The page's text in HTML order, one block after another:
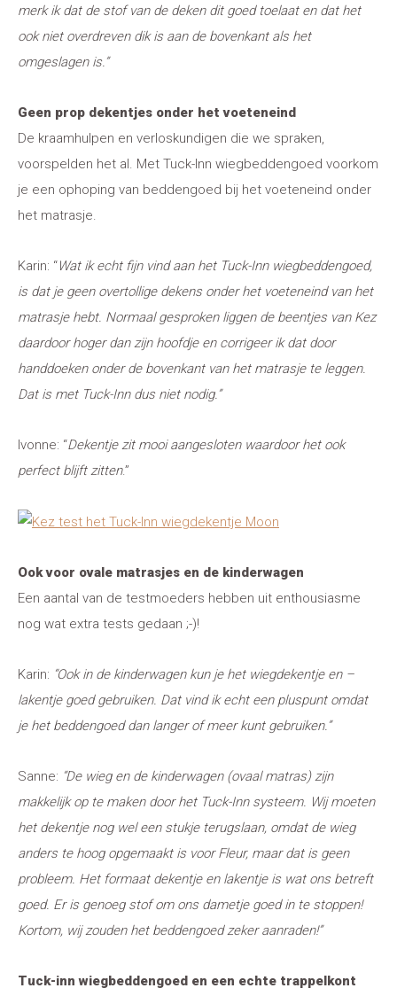
merk ik dat de stof van de deken dit goed toelaat en dat het
ook niet overdreven dik is aan de bovenkant als het
omgeslagen is.”
Geen prop dekentjes onder het voeteneind
De kraamhulpen en verloskundigen die we spraken,
voorspelden het al. Met Tuck-Inn wiegbeddengoed voorkom
je een ophoping van beddengoed bij het voeteneind onder
het matrasje.
Karin: “Wat ik echt fijn vind aan het Tuck-Inn wiegbeddengoed,
is dat je geen overtollige dekens onder het voeteneind van het
matrasje hebt. Normaal gesproken liggen de beentjes van Kez
daardoor hoger dan zijn hoofdje en corrigeer ik dat door
handdoeken onder de bovenkant van het matrasje te leggen.
Dat is met Tuck-Inn dus niet nodig.”
Ivonne: “Dekentje zit mooi aangesloten waardoor het ook
perfect blijft zitten.”
Ook voor ovale matrasjes en de kinderwagen
Een aantal van de testmoeders hebben uit enthousiasme
nog wat extra tests gedaan ;-)!
Karin: “Ook in de kinderwagen kun je het wiegdekentje en –
lakentje goed gebruiken. Dat vind ik echt een pluspunt omdat
je het beddengoed dan langer of meer kunt gebruiken.”
Sanne: “De wieg en de kinderwagen (ovaal matras) zijn
makkelijk op te maken door het Tuck-Inn systeem. Wij moeten
het dekentje nog wel een stukje terugslaan, omdat de wieg
anders te hoog opgemaakt is voor Fleur, maar dat is geen
probleem. Het formaat dekentje en lakentje is wat ons betreft
goed. Er is genoeg stof om ons dametje goed in te stoppen!
Kortom, wij zouden het beddengoed zeker aanraden!”
Tuck-inn wiegbeddengoed en een echte trappelkont